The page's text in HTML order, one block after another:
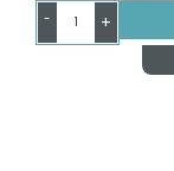
- +